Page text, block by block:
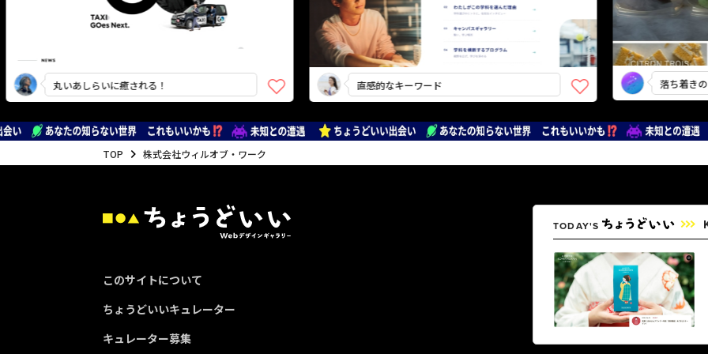
丸いあしらいに癒される！ 直感的なキーワード 落ち着きのある
TOP 株式会社ウィルオブ・ワーク
このサイトについて
ちょうどいいキュレーター
キュレーター募集
TODAY'S